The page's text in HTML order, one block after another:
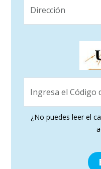
Dirección
Ingresa el Código
¿No puedes leer el